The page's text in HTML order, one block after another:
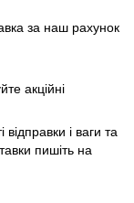
за наш рахунок
акційні
і ваги та
пишіть на